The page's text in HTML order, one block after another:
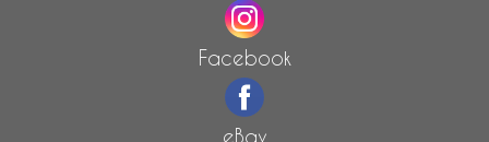
Facebook
eBay